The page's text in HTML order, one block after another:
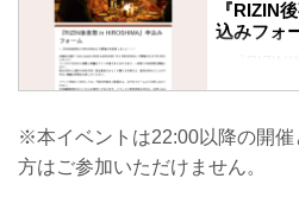
『RIZIN
込みフォ
＼『RIZIN
広島初上
される7月
※本イベントは22:00以降の開
方はご参加いただけません。